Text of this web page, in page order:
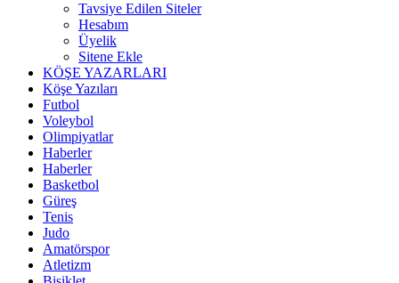
Tavsiye Edilen Siteler
Hesabım
Üyelik
Sitene Ekle
KÖŞE YAZARLARI
Köşe Yazıları
Futbol
Voleybol
Olimpiyatlar
Haberler
Haberler
Basketbol
Güreş
Tenis
Judo
Amatörspor
Atletizm